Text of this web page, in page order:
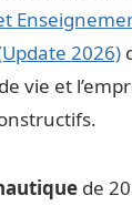
2026)
vie et
de